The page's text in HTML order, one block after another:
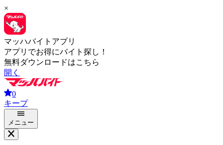
×
マッハバイトアプリ
アプリでお得にバイト探し！
無料ダウンロードはこちら
開く
0
キープ
メニュー